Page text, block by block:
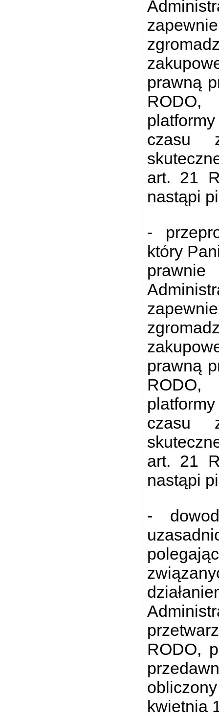
prawną
czasu
art. 21
nastąpi
-
który
prawną
czasu
art. 21
nastąpi
-
RODO,
kwietnia